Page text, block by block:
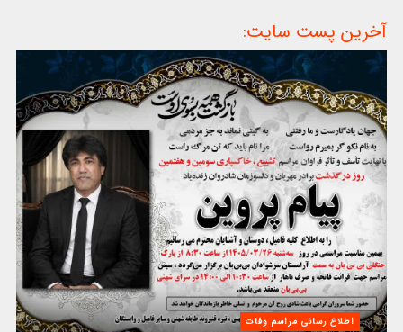
آخرین پست سایت:
اطلاع رسانی مراسم وفات